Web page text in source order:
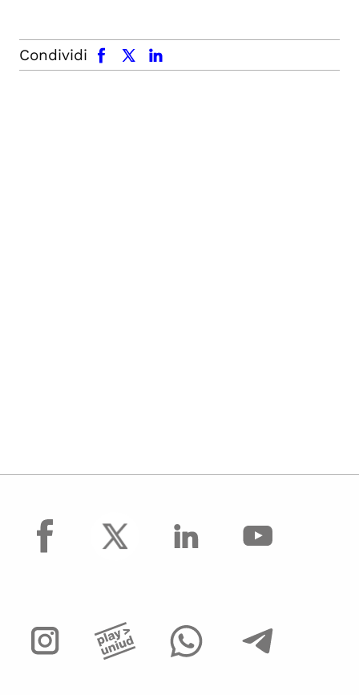
Condividi
facebook x.com linkedin
facebook